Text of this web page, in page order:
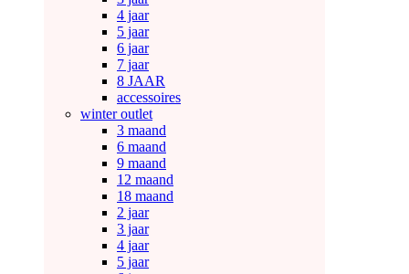
4 jaar
5 jaar
6 jaar
7 jaar
8 JAAR
accessoires
winter outlet
3 maand
6 maand
9 maand
12 maand
18 maand
2 jaar
3 jaar
4 jaar
5 jaar